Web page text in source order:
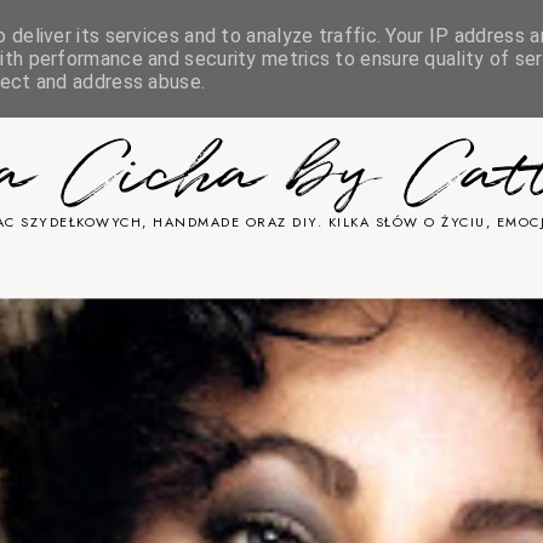
COOKIES
Cicha by
SZYDEŁKOWYCH, HANDMADE ORAZ DIY. KILKA SŁÓW O ŻYCIU,
its services and to analyze traffic. Your IP address
performance and security metrics to ensure quality of
and address abuse.